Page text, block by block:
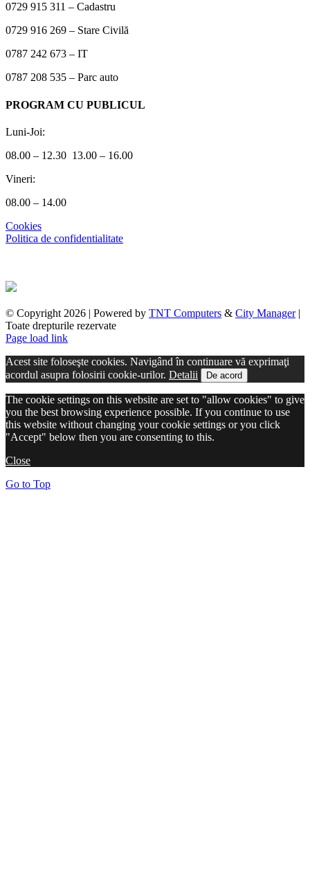
0729 915 311 – Cadastru
0729 916 269 – Stare Civilă
0787 242 673 – IT
0787 208 535 – Parc auto
PROGRAM CU PUBLICUL
Luni-Joi:
08.00 – 12.30 13.00 – 16.00
Vineri:
08.00 – 14.00
Cookies
Politica de confidentialitate
© Copyright 2026 | Powered by TNT Computers & City Manager|
Toate drepturile rezervate
Page load link
Acest site foloseşte cookies. Navigând în continuare vă exprimaţi
acordul asupra folosirii cookie-urilor. Detalii De acord
The cookie settings on this website are set to "allow cookies" to give
you the best browsing experience possible. If you continue to use
this website without changing your cookie settings or you click
"Accept" below then you are consenting to this.
Close
Go to Top